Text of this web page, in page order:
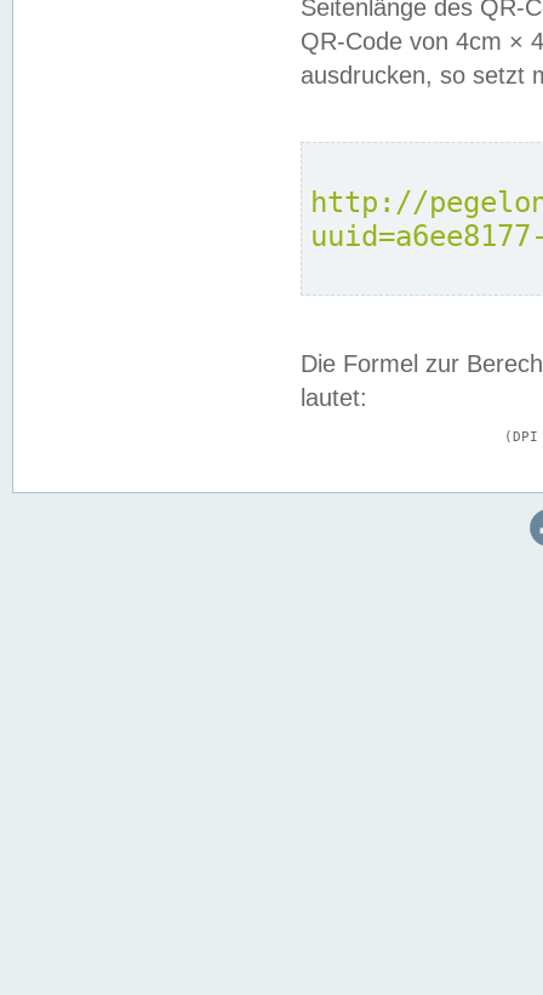
Seitenlänge des QR-
QR-Code von 4cm ×
ausdrucken, so setzt
http://
Die Formel zur
lautet: